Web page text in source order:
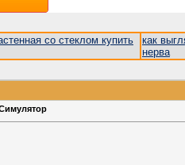
со стеклом купить
как
нерва